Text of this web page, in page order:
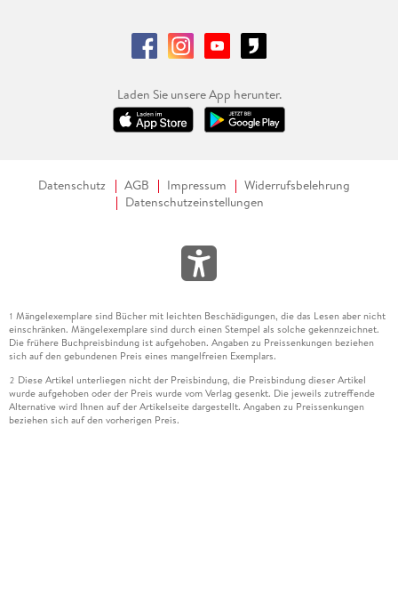
Laden Sie unsere App herunter.
Datenschutz AGB Impressum
Widerrufsbelehrung
Datenschutzeinstellungen
1 Mängelexemplare sind Bücher mit leichten Beschädigungen, die das Lesen aber nicht
einschränken. Mängelexemplare sind durch einen Stempel als solche gekennzeichnet.
Die frühere Buchpreisbindung ist aufgehoben. Angaben zu Preissenkungen beziehen
sich auf den gebundenen Preis eines mangelfreien Exemplars.
2 Diese Artikel unterliegen nicht der Preisbindung, die Preisbindung dieser Artikel
wurde aufgehoben oder der Preis wurde vom Verlag gesenkt. Die jeweils zutreffende
Alternative wird Ihnen auf der Artikelseite dargestellt. Angaben zu Preissenkungen
beziehen sich auf den vorherigen Preis.